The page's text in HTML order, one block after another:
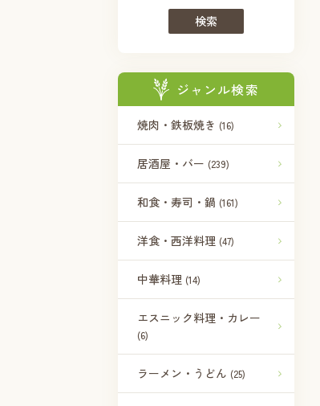
検索
ジャンル検索
焼肉・鉄板焼き (16)
居酒屋・バー (239)
和食・寿司・鍋 (161)
洋食・西洋料理 (47)
中華料理 (14)
エスニック料理・カレー
(6)
ラーメン・うどん (25)